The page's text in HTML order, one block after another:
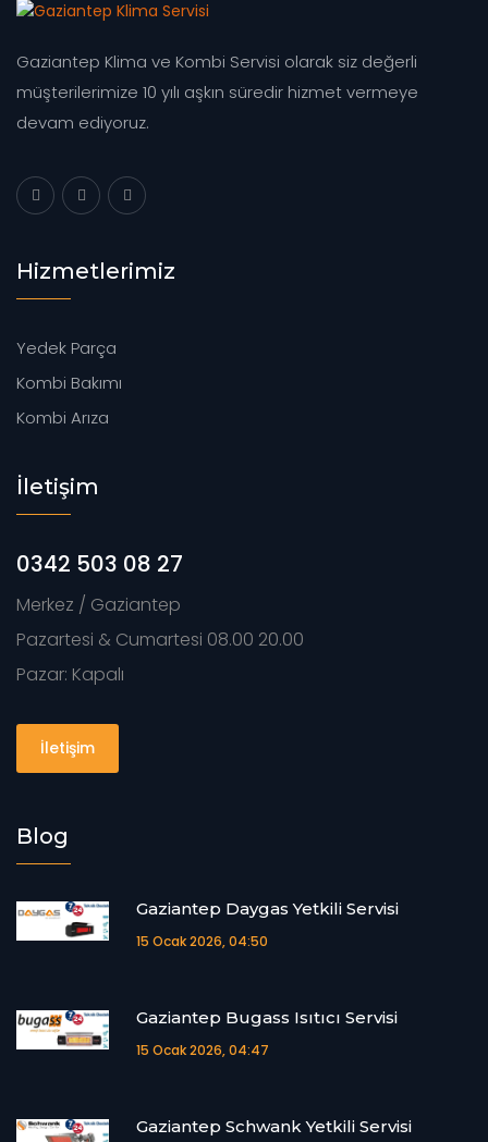
Gaziantep Klima ve Kombi Servisi olarak siz değerli
müşterilerimize 10 yılı aşkın süredir hizmet vermeye
devam ediyoruz.
Hizmetlerimiz
Yedek Parça
Kombi Bakımı
Kombi Arıza
İletişim
0342 503 08 27
Merkez / Gaziantep
Pazartesi & Cumartesi 08.00 20.00
Pazar: Kapalı
İletişim
Blog
Gaziantep Daygas Yetkili Servisi
15 Ocak 2026, 04:50
Gaziantep Bugass Isıtıcı Servisi
15 Ocak 2026, 04:47
Gaziantep Schwank Yetkili Servisi